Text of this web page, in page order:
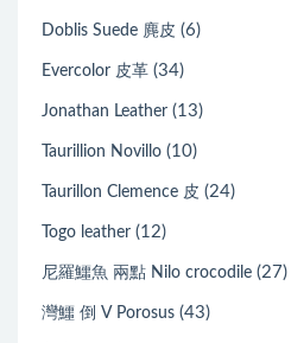
Doblis Suede 麂皮 (6)
Evercolor 皮革 (34)
Jonathan Leather (13)
Taurillion Novillo (10)
Taurillon Clemence 皮 (24)
Togo leather (12)
尼羅鱷魚 兩點 Nilo crocodile (27)
灣鱷 倒 V Porosus (43)